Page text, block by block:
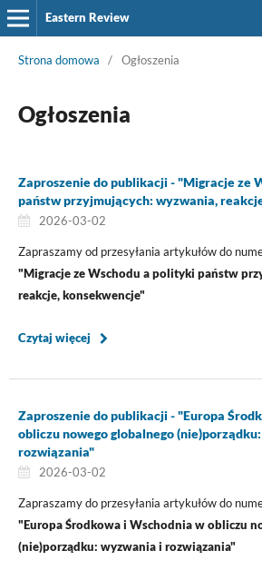
Eastern Review
Strona domowa / Ogłoszenia
Ogłoszenia
Zaproszenie do publikacji - "Migracje ze
państw przyjmujących: wyzwania,
2026-03-02
Zapraszamy od przesyłania artykułów do
"Migracje ze Wschodu a polityki państw
reakcje, konsekwencje"
Czytaj więcej
Zaproszenie do publikacji - "Europa
obliczu nowego globalnego
rozwiązania"
2026-03-02
Zapraszamy do przesyłania artykułów do
"Europa Środkowa i Wschodnia w obliczu
(nie)porządku: wyzwania i rozwiązania"